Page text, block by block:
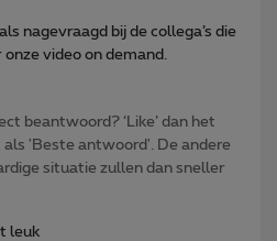
nagevraagd bij de collega’s die
video on demand.
beantwoord? ‘Like’ dan het
'Beste antwoord'. De andere
situatie zullen dan sneller
leuk